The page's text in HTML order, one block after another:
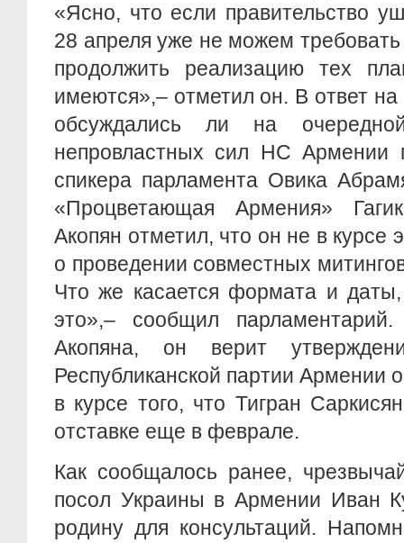
«Ясно, что если правительство
28 апреля уже не можем
продолжить реализацию тех
имеются»,– отметил он. В ответ
обсуждались ли на
непровластных сил НС Армении
спикера парламента Овика
«Процветающая Армения»
Акопян отметил, что он не в курсе
о проведении совместных
Что же касается формата и
это»,– сообщил
Акопяна, он верит
Республиканской партии Армении
в курсе того, что Тигран
отставке еще в феврале.
Как сообщалось ранее,
посол Украины в Армении Иван
родину для консультаций.